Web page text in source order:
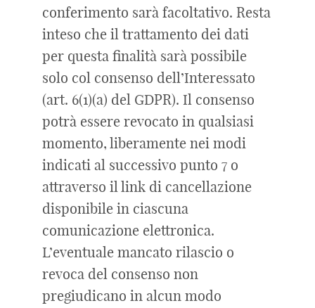
conferimento sarà facoltativo. Resta
inteso che il trattamento dei dati
per questa finalità sarà possibile
solo col consenso dell’Interessato
(art. 6(1)(a) del GDPR). Il consenso
potrà essere revocato in qualsiasi
momento, liberamente nei modi
indicati al successivo punto 7 o
attraverso il link di cancellazione
disponibile in ciascuna
comunicazione elettronica.
L’eventuale mancato rilascio o
revoca del consenso non
pregiudicano in alcun modo